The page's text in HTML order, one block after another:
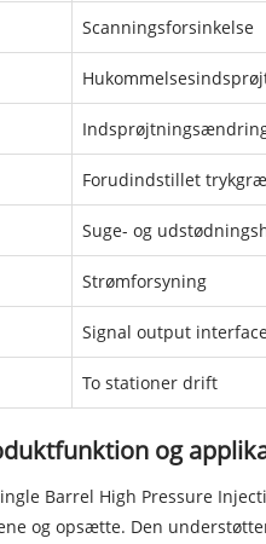
Scanningsforsinkelse
Forudindstillet
Suge- og
Strømforsyning
Signal output
To stationer drift
og
Barrel High Pressure
og opsætte. Den